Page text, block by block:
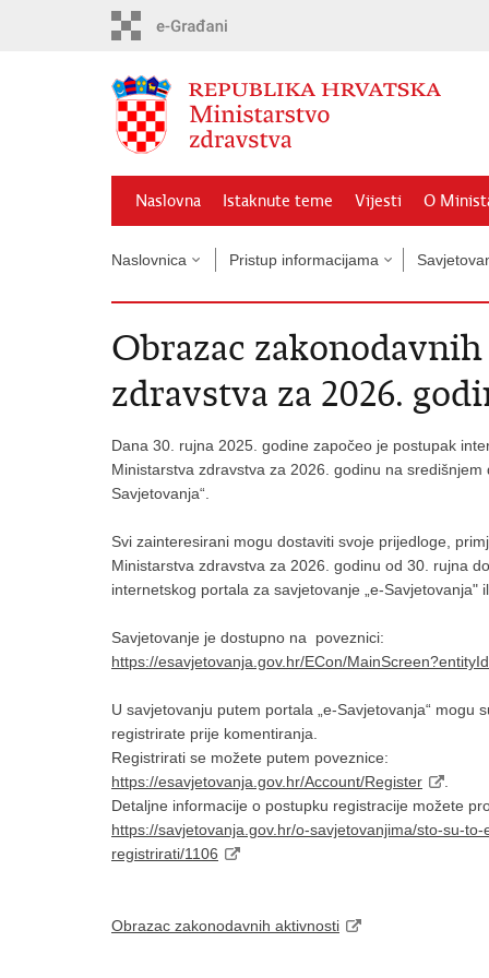
Naslovna Istaknute teme Vijesti O
Naslovnica Pristup informacijama
Obrazac
zdravstva za 2026.
Dana 30. rujna 2025. godine započeo je postupak
Ministarstva zdravstva za 2026. godinu na
Savjetovanja“.
Svi zainteresirani mogu dostaviti svoje prijedloge,
Ministarstva zdravstva za 2026. godinu od 30. rujna
internetskog portala za savjetovanje „e-Savjetovanja"
Savjetovanje je dostupno na poveznici:
https://esavjetovanja.gov.hr/ECon/
U savjetovanju putem portala „e-Savjetovanja“
registrirate prije komentiranja.
Registrirati se možete putem poveznice:
https://esavjetovanja.gov.hr/Account/Register
Detaljne informacije o postupku registracije možete
https://savjetovanja.gov.hr/o-savjetovanjima/sto-su-
registrirati/1106
Obrazac zakonodavnih aktivnosti